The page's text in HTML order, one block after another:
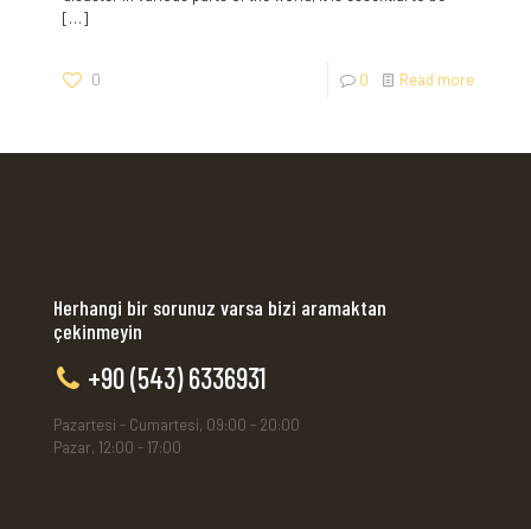
[…]
0 0 Read more
Herhangi bir sorunuz varsa bizi aramaktan
çekinmeyin
+90 (543) 6336931
Pazartesi - Cumartesi, 09:00 - 20:00
Pazar, 12:00 - 17:00